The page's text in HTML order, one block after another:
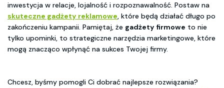
inwestycja w relacje, lojalność i rozpoznawalność. Postaw na
skuteczne gadżety reklamowe, które będą działać długo po
zakończeniu kampanii. Pamiętaj, że gadżety firmowe to nie
tylko upominki, to strategiczne narzędzia marketingowe, które
mogą znacząco wpłynąć na sukces Twojej firmy.
Chcesz, byśmy pomogli Ci dobrać najlepsze rozwiązania?